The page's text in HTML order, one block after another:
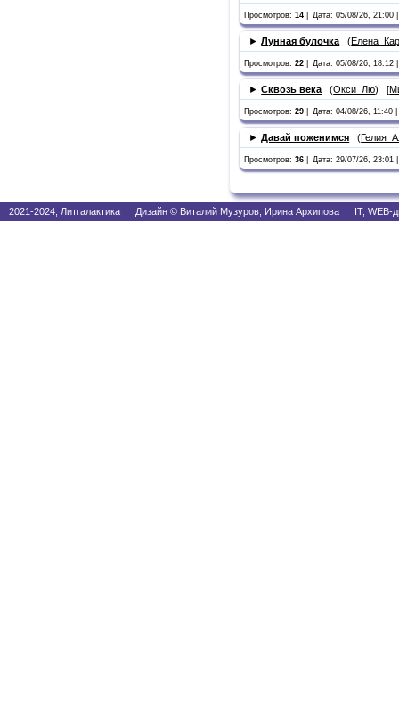
Просмотров:14 Дата: 05/08/26, 21:00 |
►Лунная булочка (
Просмотров:22 Дата: 05/08/26, 18:12 |
►Сквозь века (Окси_Лю) [
Просмотров:29 Дата: 04/08/26, 11:40 |
►Давай поженимся (
Просмотров:36 Дата: 29/07/26, 23:01 |
2021-2024, Литгалактика Дизайн © Виталий Музуров, Ирина Архипова IT, WEB-